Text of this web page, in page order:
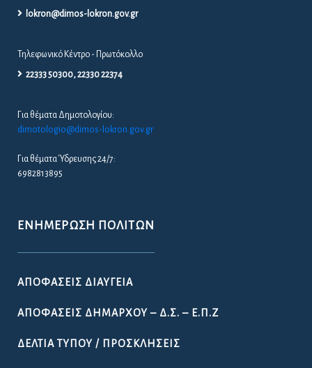
lokron@dimos-lokron.gov.gr
Τηλεφωνικό Κέντρο - Πρωτόκολλο
22333 50300, 22330 22374
Για θέματα Δημοτολογίου:
dimotologio@dimos-lokron.gov.gr
Για θέματα Ύδρευσης 24/7:
6982813895
ΕΝΗΜΈΡΩΣΗ ΠΟΛΙΤΏΝ
ΑΠΟΦΆΣΕΙΣ ΔΙΑΎΓΕΙΑ
ΑΠΟΦΆΣΕΙΣ ΔΗΜΆΡΧΟΥ – Δ.Σ. – Ε.Π.Ζ
ΔΕΛΤΊΑ ΤΎΠΟΥ / ΠΡΟΣΚΛΉΣΕΙΣ